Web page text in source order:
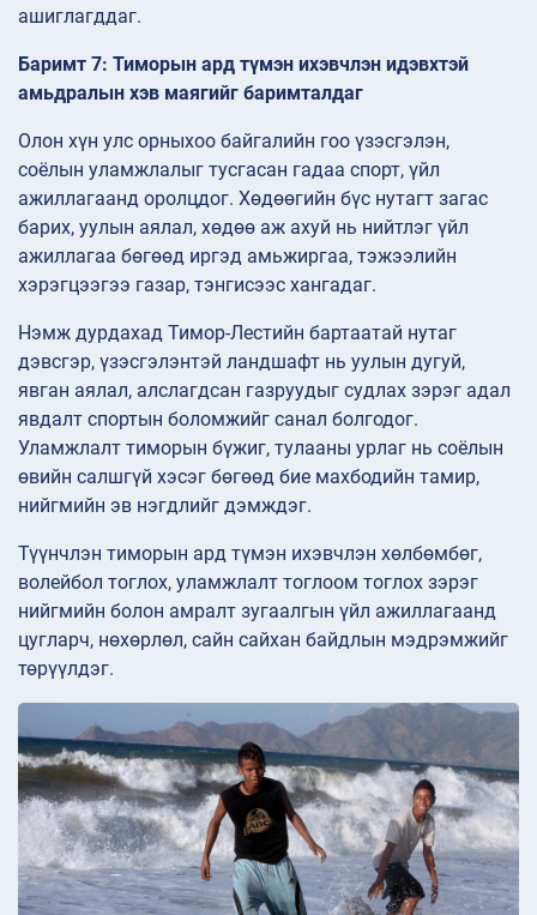
ашиглагддаг.
Баримт 7: Тиморын ард түмэн ихэвчлэн идэвхтэй
амьдралын хэв маягийг баримталдаг
Олон хүн улс орныхоо байгалийн гоо үзэсгэлэн,
соёлын уламжлалыг тусгасан гадаа спорт, үйл
ажиллагаанд оролцдог. Хөдөөгийн бүс нутагт загас
барих, уулын аялал, хөдөө аж ахуй нь нийтлэг үйл
ажиллагаа бөгөөд иргэд амьжиргаа, тэжээлийн
хэрэгцээгээ газар, тэнгисээс хангадаг.
Нэмж дурдахад Тимор-Лестийн бартаатай нутаг
дэвсгэр, үзэсгэлэнтэй ландшафт нь уулын дугуй,
явган аялал, алслагдсан газруудыг судлах зэрэг адал
явдалт спортын боломжийг санал болгодог.
Уламжлалт тиморын бүжиг, тулааны урлаг нь соёлын
өвийн салшгүй хэсэг бөгөөд бие махбодийн тамир,
нийгмийн эв нэгдлийг дэмждэг.
Түүнчлэн тиморын ард түмэн ихэвчлэн хөлбөмбөг,
волейбол тоглох, уламжлалт тоглоом тоглох зэрэг
нийгмийн болон амралт зугаалгын үйл ажиллагаанд
цугларч, нөхөрлөл, сайн сайхан байдлын мэдрэмжийг
төрүүлдэг.